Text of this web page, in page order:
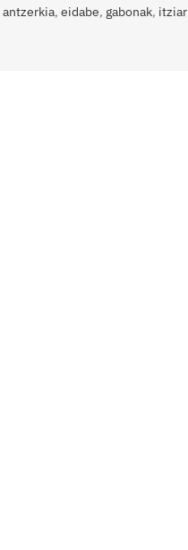
antzerkia, eidabe, gabonak, itziar